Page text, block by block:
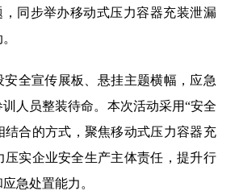
，同步举办移动式压力容器充装泄漏
安全宣传展板、悬挂主题横幅，应急
人员整装待命。本次活动采用“安全
结合的方式，聚焦移动式压力容器充
压实企业安全生产主体责任，提升行
急处置能力。